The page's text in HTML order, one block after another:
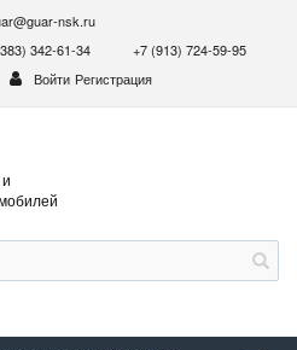
nsk.ru
342-61-34
+7 (913) 724-59-95
Войти Регистрация